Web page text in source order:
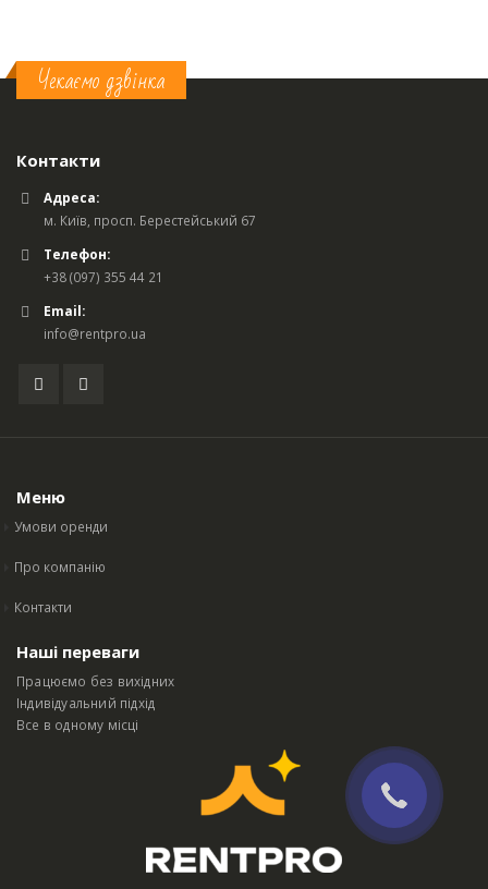
Чекаємо дзвінка
Контакти
Адреса:
м. Київ, просп. Берестейський 67
Телефон:
+38 (097) 355 44 21
Email:
info@rentpro.ua
Меню
Умови оренди
Про компанію
Контакти
Наші переваги
Працюємо без вихідних
Індивідуальний підхід
Все в одному місці